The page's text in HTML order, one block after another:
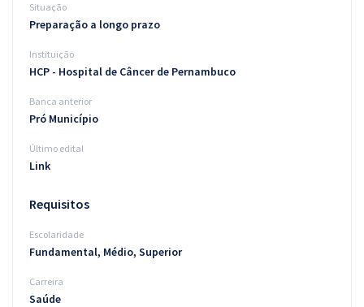
Conteúdo gratuito
Blog
Situação
Preparação a longo prazo
Instituição
HCP - Hospital de Câncer de Pernambuco
Banca anterior
Pró Município
Último edital
Link
Requisitos
Escolaridade
Fundamental, Médio, Superior
Carreira
Saúde